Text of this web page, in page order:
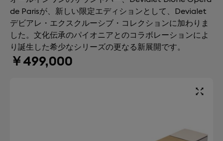
de Parisが、新しい限定エディションとして、Devialet
デビアレ・エクスクルーシブ・コレクションに加わりま
した。文化伝承のパイオニアとのコラボレーションによ
り誕生した希少なシリーズの更なる新展開です。
￥499,000